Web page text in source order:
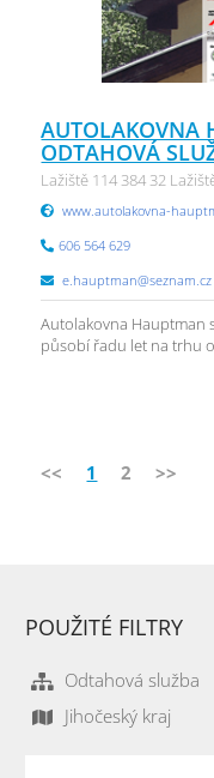
AUTOLAKOVNA
ODTAHOVÁ
Lažiště 114 384 32
www.autolakovna-
606 564 629
e.hauptman@seznam.cz
Autolakovna Hauptman
působí řadu let na trhu
<< 1 2 >>
POUŽITÉ FILTRY
Odtahová služba
Jihočeský kraj